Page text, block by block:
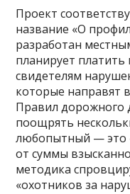
Проект
название «О
разработан
планирует
свидетелям
которые направят
Правил дорожного
поощрять
любопытный — это
от суммы
методика
«охотников за